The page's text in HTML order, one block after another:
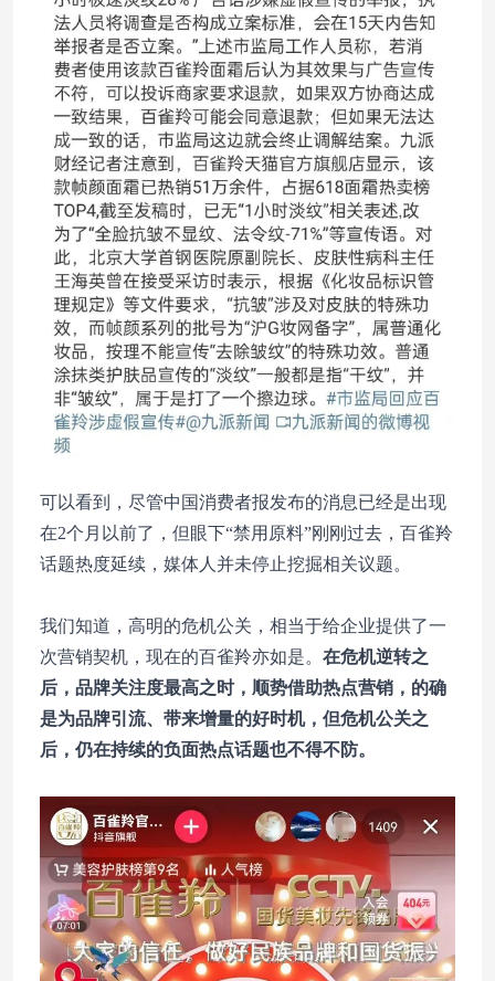
可以看到，尽管中国消费者报发布的消息已经是出现
在2个月以前了，但眼下“禁用原料”刚刚过去，百雀羚
话题热度延续，媒体人并未停止挖掘相关议题。
我们知道，高明的危机公关，相当于给企业提供了一
次营销契机，现在的百雀羚亦如是。 在危机逆转之
后，品牌关注度最高之时，顺势借助热点营销，的确
是为品牌引流、带来增量的好时机，但危机公关之
后，仍在持续的负面热点话题也不得不防。